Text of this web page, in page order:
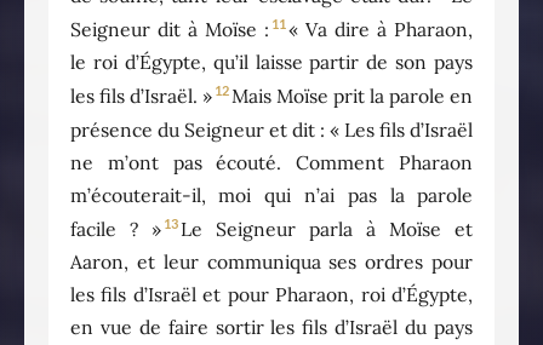
Seigneur dit à Moïse : 11 « Va dire à Pharaon,
le roi d’Égypte, qu’il laisse partir de son pays
les fils d’Israël. » 12Mais Moïse prit la parole en
présence du Seigneur et dit : « Les fils d’Israël
ne m’ont pas écouté. Comment Pharaon
m’écouterait-il, moi qui n’ai pas la parole
facile ? » 13 Le Seigneur parla à Moïse et
Aaron, et leur communiqua ses ordres pour
les fils d’Israël et pour Pharaon, roi d’Égypte,
en vue de faire sortir les fils d’Israël du pays